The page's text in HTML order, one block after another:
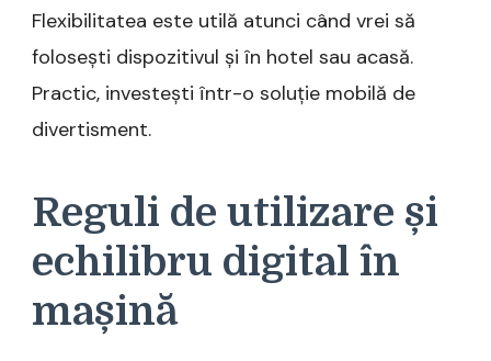
Flexibilitatea este utilă atunci când vrei să
folosești dispozitivul și în hotel sau acasă.
Practic, investești într-o soluție mobilă de
divertisment.
Reguli de utilizare și
echilibru digital în
mașină